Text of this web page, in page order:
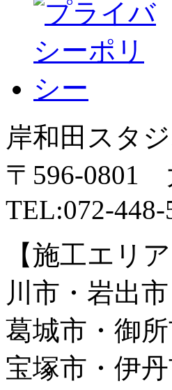
岸和田スタ
〒596-0801
TEL:072-
【施工エリ
川市・岩出
葛城市・御
宝塚市・伊